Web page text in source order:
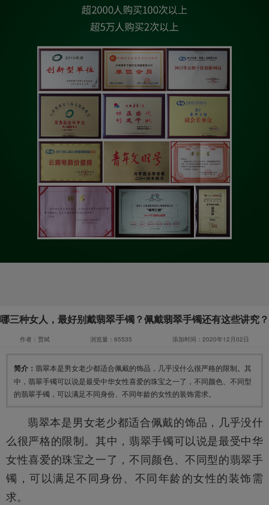
哪三种女人，最好别戴翡翠手镯？佩戴翡翠手镯还有这些讲究？
作者：贾斌 浏览量：65535 添加时间：2020年12月02日
简介： 翡翠本是男女老少都适合佩戴的饰品，几乎没什么很严格的限制。其
中，翡翠手镯可以说是最受中华女性喜爱的珠宝之一了，不同颜色、不同型
的翡翠手镯，可以满足不同身份、不同年龄的女性的装饰需求。
翡翠本是男女老少都适合佩戴的饰品，几乎没什
么很严格的限制。其中， 翡翠手镯可以说是最受中华
女性喜爱的珠宝之一了，不同颜色、不同型的翡翠手
镯，可以满足不同身份、不同年龄的女性的装饰需
求。